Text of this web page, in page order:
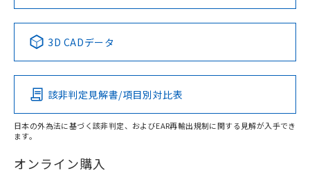
Pb Hg Cd Cr(VI)
O
在庫等で未対応品が混在する可能性があります。
No No No No
この製品の規格認証/適合状況ページへ
その他の認証はこちらのページからご検索ください
3D CADデータ
該非判定見解書/項目別対比表
日本の外為法に基づく該非判定、およびEAR再輸出規制に関する見解が入手でき
ます。
オンライン購入